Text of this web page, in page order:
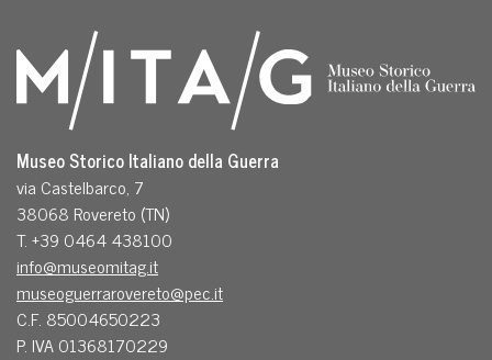
Museo Storico Italiano della Guerra
via Castelbarco, 7
38068 Rovereto (TN)
T. +39 0464 438100
info@museomitag.it
museoguerrarovereto@pec.it
C.F. 85004650223
P. IVA 01368170229